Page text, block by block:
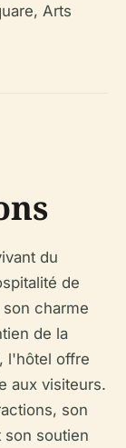
Arts
du
de
charme
de la
l'hôtel offre
aux visiteurs.
son
soutien